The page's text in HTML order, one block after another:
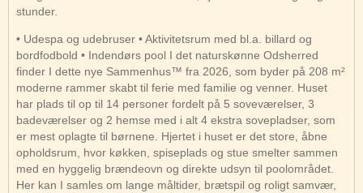
stunder.
• Udespa og udebruser • Aktivitetsrum med bl.a. billard og
bordfodbold • Indendørs pool I det naturskønne Odsherred
finder I dette nye Sammenhus™ fra 2026, som byder på 208 m²
moderne rammer skabt til ferie med familie og venner. Huset
har plads til op til 14 personer fordelt på 5 soveværelser, 3
badeværelser og 2 hemse med i alt 4 ekstra sovepladser, som
er mest oplagte til børnene. Hjertet i huset er det store, åbne
opholdsrum, hvor køkken, spiseplads og stue smelter sammen
med en hyggelig brændeovn og direkte udsyn til poolområdet.
Her kan I samles om lange måltider, brætspil og roligt samvær,